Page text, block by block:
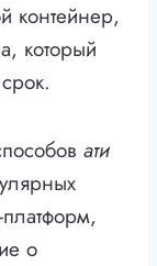
контейнер,
который
ати
о